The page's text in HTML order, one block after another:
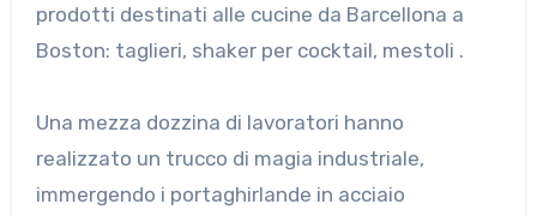
prodotti destinati alle cucine da Barcellona a
Boston: taglieri, shaker per cocktail, mestoli .
Una mezza dozzina di lavoratori hanno
realizzato un trucco di magia industriale,
immergendo i portaghirlande in acciaio